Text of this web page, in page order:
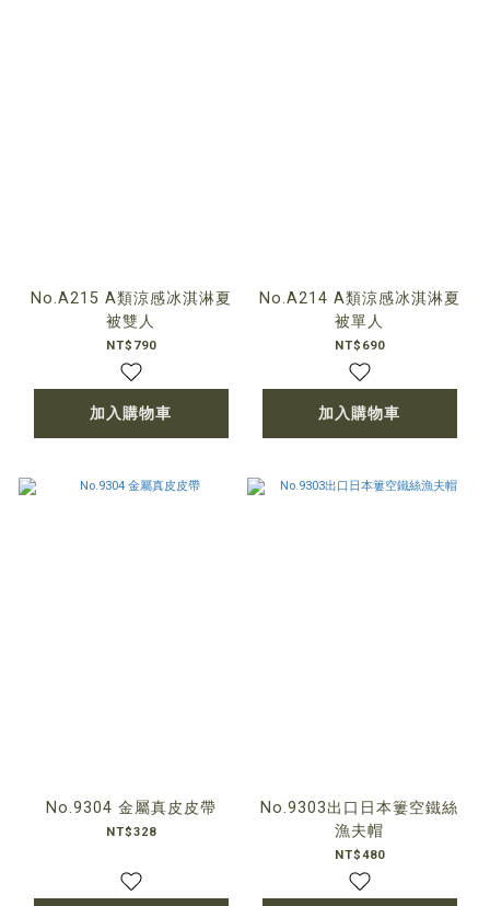
No.A215 A類涼感冰淇淋夏
被雙人
NT$790
加入購物車
No.A214 A類涼感冰淇淋夏
被單人
NT$690
加入購物車
No.9304 金屬真皮皮帶
NT$328
No.9303出口日本簍空鐵絲
漁夫帽
NT$480